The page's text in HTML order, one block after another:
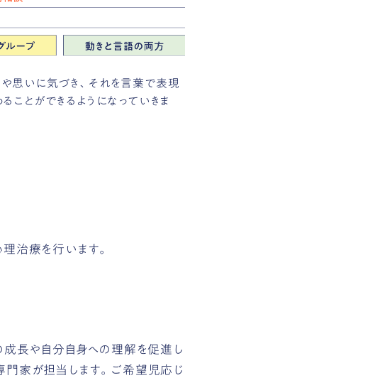
思いに気づき、それを言葉で表現
ことができるようになっていきま
治療を行います。
成長や自分自身への理解を促進し
家が担当します。ご希望児応じ